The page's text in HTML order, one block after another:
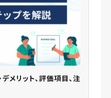
メリット、評価項目、注